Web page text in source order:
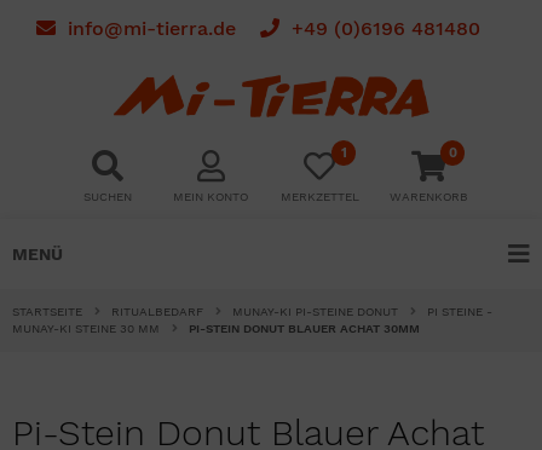
info@mi-tierra.de +49 (0)6196 481480
SUCHEN MEIN KONTO
1
MERKZETTEL
0
WARENKORB
MENÜ
STARTSEITE RITUALBEDARF MUNAY-KI PI-STEINE DONUT
PI STEINE -
MUNAY-KI STEINE 30 MM
PI-STEIN DONUT BLAUER ACHAT 30MM
Pi-Stein Donut Blauer Achat